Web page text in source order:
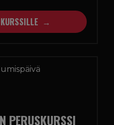
PERUSKURSSI